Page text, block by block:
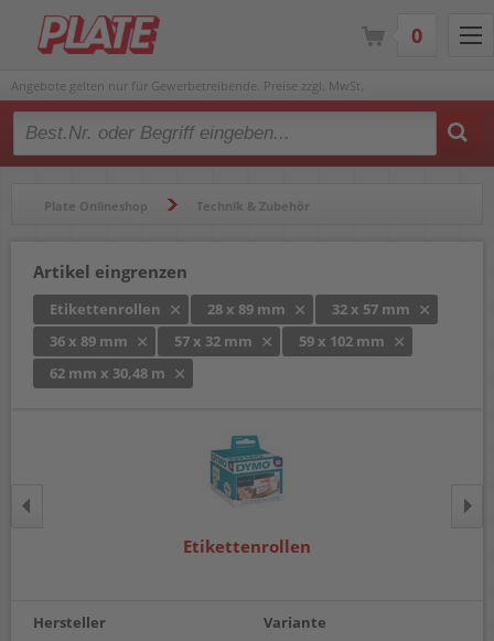
Angebote gelten nur für Gewerbetreibende. Preise zzgl. MwSt.
Type 2 or more characters for results.
Plate Onlineshop Technik & Zubehör
Artikel eingrenzen
Etikettenrollen 28 x 89 mm
32 x 57 mm
36 x 89 mm
57 x 32 mm
59 x 102 mm
62 mm x 30,48 m
Etikettenrollen
Hersteller Variante
0